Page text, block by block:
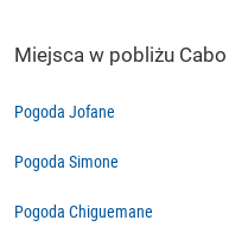
Miejsca w pobliżu
Pogoda Jofane
Pogoda Simone
Pogoda Chiguemane